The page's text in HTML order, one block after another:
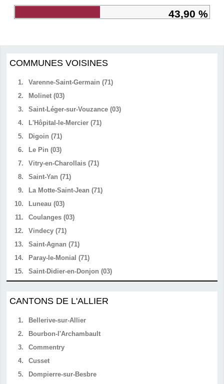
43,90 %
COMMUNES VOISINES
1.
Varenne-Saint-Germain (71)
2.
Molinet (03)
3.
Saint-Léger-sur-Vouzance (03)
4.
L'Hôpital-le-Mercier (71)
5.
Digoin (71)
6.
Le Pin (03)
7.
Vitry-en-Charollais (71)
8.
Saint-Yan (71)
9.
La Motte-Saint-Jean (71)
10.
Luneau (03)
11.
Coulanges (03)
12.
Vindecy (71)
13.
Saint-Agnan (71)
14.
Paray-le-Monial (71)
15.
Saint-Didier-en-Donjon (03)
CANTONS DE L'ALLIER
1.
Bellerive-sur-Allier
2.
Bourbon-l'Archambault
3.
Commentry
4.
Cusset
5.
Dompierre-sur-Besbre